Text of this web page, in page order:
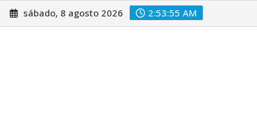
Saltar
al
sábado, 8 agosto 2026 2:53:57 AM